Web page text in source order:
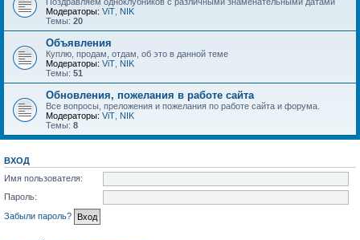
Модераторы: ViT NIK
Темы: 20
Объявления
Куплю, продам, отдам, об это в данной теме
Модераторы: ViT NIK
Темы: 51
Обновления, пожелания в работе сайта
Все вопросы, преложения и пожелания по работе сайта и форума.
Модераторы: ViT NIK
Темы: 8
ВХОД
Имя пользователя:
Пароль:
Забыли пароль?